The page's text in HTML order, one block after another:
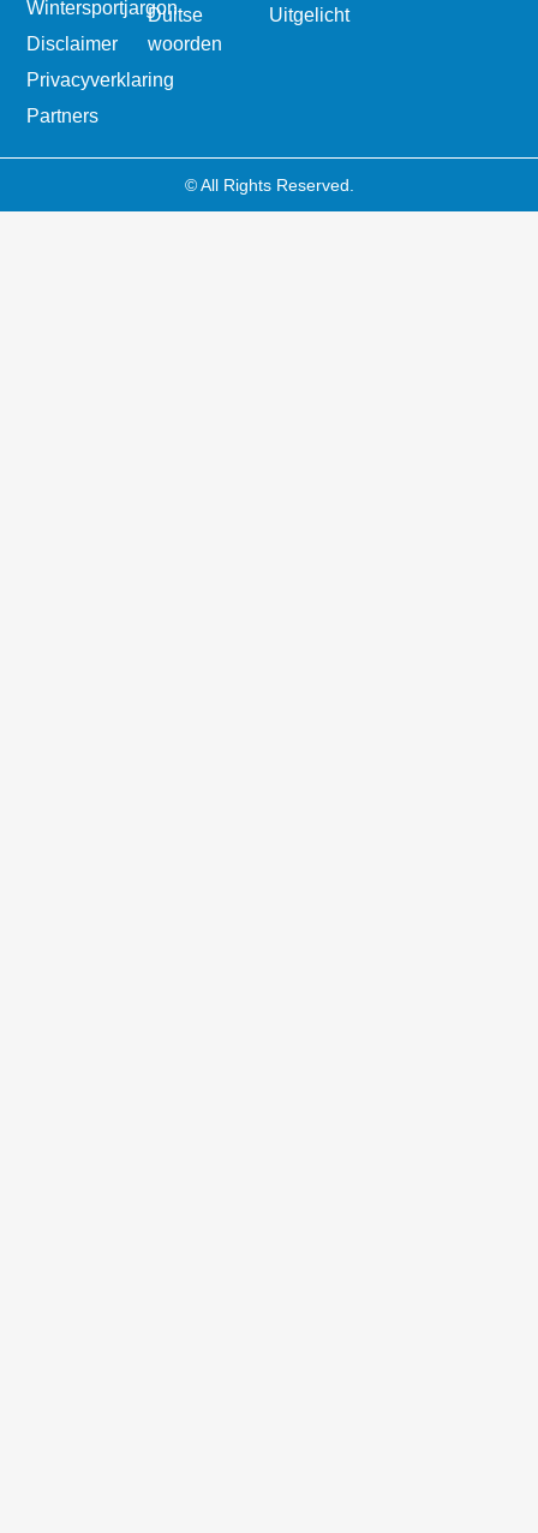
Wintersportjargon
Disclaimer
Privacyverklaring
Partners
Duitse
woorden
Uitgelicht
© All Rights Reserved.